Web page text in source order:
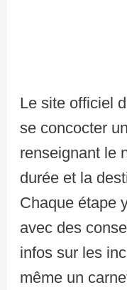
Le site officiel
se concocter un
renseignant le
durée et la
Chaque étape
avec des
infos sur les
même un